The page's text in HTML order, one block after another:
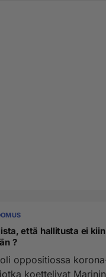
että hallitusta ei
?
oppositiossa
koettelivat